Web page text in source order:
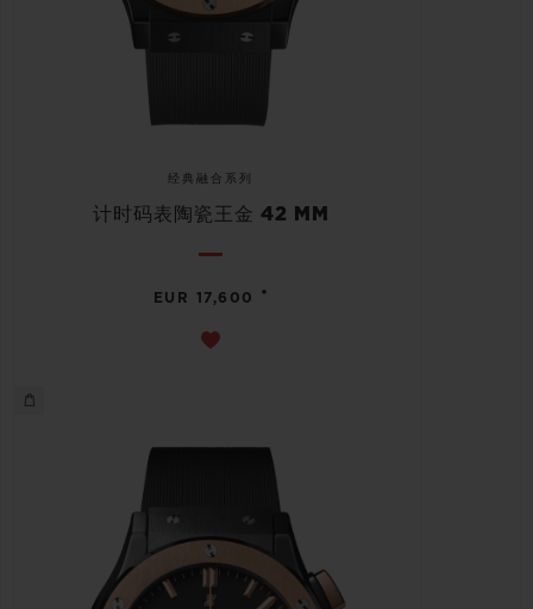
经典融合系列
计时码表陶瓷王金 42 MM
EUR 17,600 •